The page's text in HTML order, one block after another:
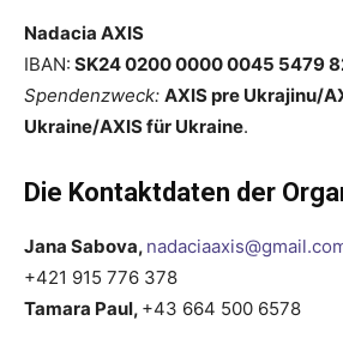
Nadacia AXIS
IBAN: SK24 0200 0000 0045 5479
Spendenzweck: AXIS pre Ukrajinu/
Ukraine/AXIS für Ukraine.
Die Kontaktdaten der
Jana Sabova,
+421 915 776 378
Tamara Paul, +43 664 500 6578